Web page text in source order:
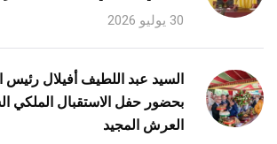
30 يوليو 2026
السيد عبد اللطيف أفيلال
بحضور حفل الاستقبال الملكي
العرش المجيد